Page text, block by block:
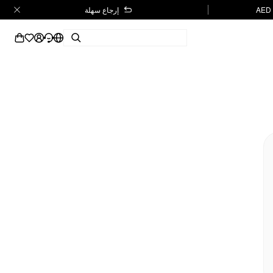
إرجاع سهلة